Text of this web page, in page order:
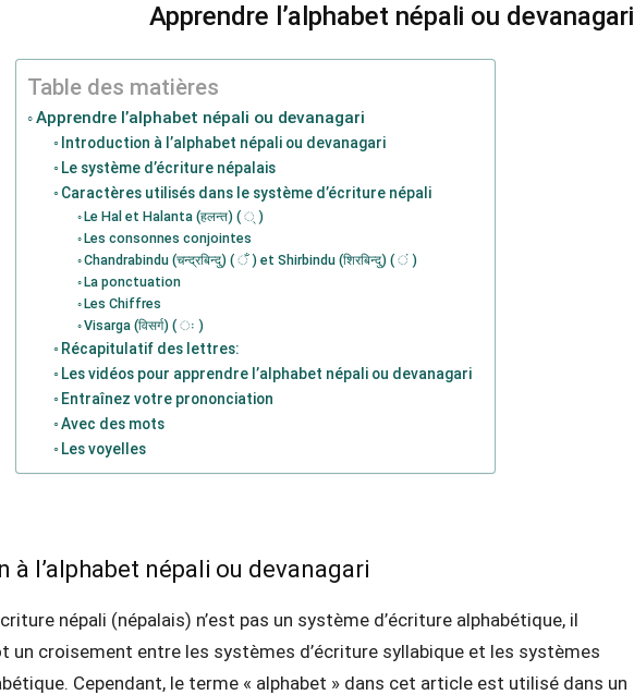
Apprendre l’alphabet népali ou devanagari
Table des matières
Apprendre l’alphabet népali ou devanagari
Introduction à l’alphabet népali ou devanagari
Le système d’écriture népalais
Caractères utilisés dans le système d’écriture népali
Le Hal et Halanta (हलन्त) ( ् )
Les consonnes conjointes
Chandrabindu (चन्द्रबिन्दु) ( ँ ) et Shirbindu (शिरबिन्दु) ( ं )
La ponctuation
Les Chiffres
Visarga (विसर्ग) ( ः )
Récapitulatif des lettres:
Les vidéos pour apprendre l’alphabet népali ou devanagari
Entraînez votre prononciation
Avec des mots
Les voyelles
à l’alphabet népali ou devanagari
népali (népalais) n’est pas un système d’écriture alphabétique, il
un croisement entre les systèmes d’écriture syllabique et les systèmes
Cependant, le terme « alphabet » dans cet article est utilisé dans un